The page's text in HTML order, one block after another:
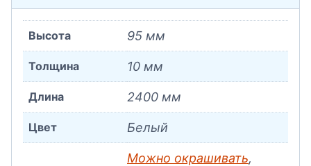
Высота 95 мм
Толщина 10 мм
Длина 2400 мм
Цвет Белый
Можно окрашивать,